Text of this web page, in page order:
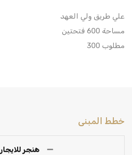
علي طريق ولي العهد
مساحة 600 فتحتين
مطلوب 300
خطط المبنى
هنجر للايجار